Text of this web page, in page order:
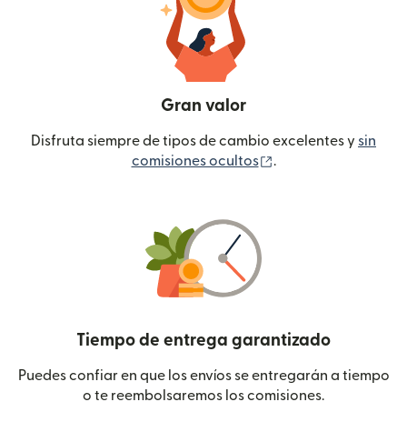
Gran valor
Disfruta siempre de tipos de cambio excelentes y sin
comisiones ocultos
.
Tiempo de entrega garantizado
Puedes confiar en que los envíos se entregarán a tiempo
o te reembolsaremos los comisiones.